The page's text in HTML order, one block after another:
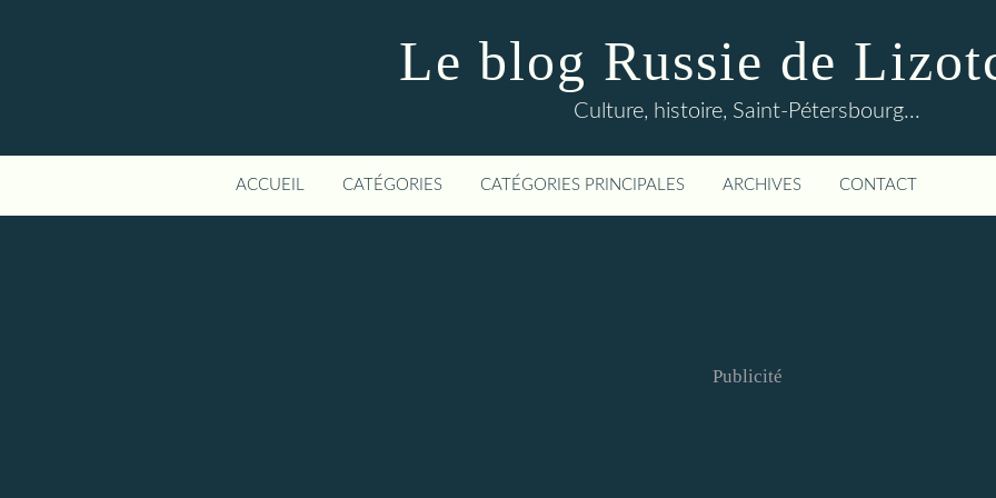
Le blog Russie de
Culture, histoire, Saint-Pétersbourg...
ACCUEIL CATÉGORIES CATÉGORIES PRINCIPALES ARCHIVES CONTACT
Publicité